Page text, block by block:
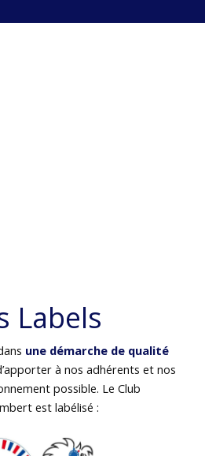
Labels
une démarche de qualité
à nos adhérents et nos
possible. Le Club
est labélisé :